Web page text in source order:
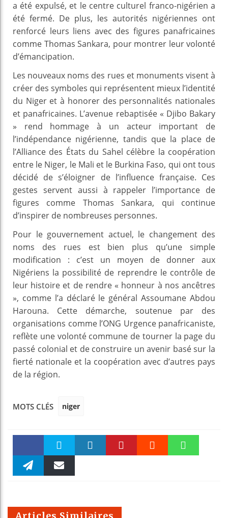
a été expulsé, et le centre culturel franco-nigérien a
été fermé. De plus, les autorités nigériennes ont
renforcé leurs liens avec des figures panafricaines
comme Thomas Sankara, pour montrer leur volonté
d’émancipation.
Les nouveaux noms des rues et monuments visent à
créer des symboles qui représentent mieux l’identité
du Niger et à honorer des personnalités nationales
et panafricaines. L’avenue rebaptisée « Djibo Bakary
» rend hommage à un acteur important de
l’indépendance nigérienne, tandis que la place de
l’Alliance des États du Sahel célèbre la coopération
entre le Niger, le Mali et le Burkina Faso, qui ont tous
décidé de s’éloigner de l’influence française. Ces
gestes servent aussi à rappeler l’importance de
figures comme Thomas Sankara, qui continue
d’inspirer de nombreuses personnes.
Pour le gouvernement actuel, le changement des
noms des rues est bien plus qu’une simple
modification : c’est un moyen de donner aux
Nigériens la possibilité de reprendre le contrôle de
leur histoire et de rendre « honneur à nos ancêtres
», comme l’a déclaré le général Assoumane Abdou
Harouna. Cette démarche, soutenue par des
organisations comme l’ONG Urgence panafricaniste,
reflète une volonté commune de tourner la page du
passé colonial et de construire un avenir basé sur la
fierté nationale et la coopération avec d’autres pays
de la région.
MOTS CLÉS niger
Faceboo Twitter
m
Articles Similaires